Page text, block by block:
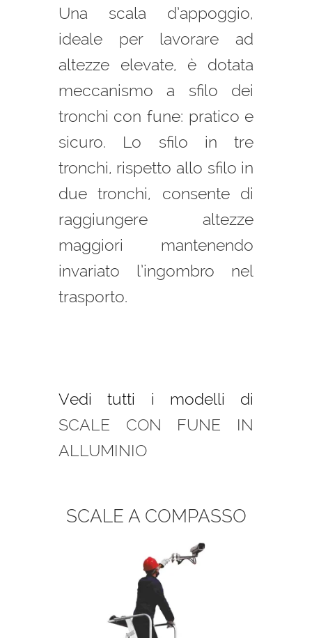
Una scala d’appoggio,
ideale per lavorare ad
altezze elevate, è dotata
meccanismo a sfilo dei
tronchi con fune: pratico e
sicuro. Lo sfilo in tre
tronchi, rispetto allo sfilo in
due tronchi, consente di
raggiungere altezze
maggiori mantenendo
invariato l’ingombro nel
trasporto.
Vedi tutti i modelli di
SCALE CON FUNE IN
ALLUMINIO
SCALE A COMPASSO